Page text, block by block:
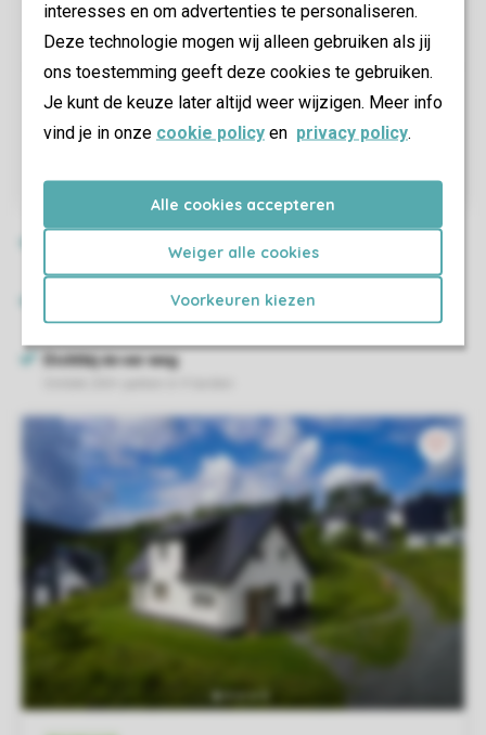
interesses en om advertenties te personaliseren.
Deze technologie mogen wij alleen gebruiken als jij
ons toestemming geeft deze cookies te gebruiken.
Je kunt de keuze later altijd weer wijzigen. Meer info
vind je in onze cookie policy en privacy policy.
Alle cookies accepteren
Weiger alle cookies
Voorkeuren kiezen